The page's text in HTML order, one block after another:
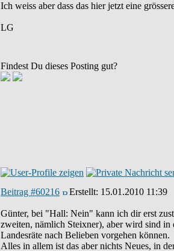
Ich weiss aber dass das hier jetzt eine
LG
Findest Du dieses Posting gut?
Beitrag #60216 Erstellt: 15.01.2010 11:39
Günter, bei "Hall: Nein" kann ich dir erst
zweiten, nämlich Steixner), aber wird sind
Landesräte nach Belieben vorgehen können.
Alles in allem ist das aber nichts Neues, in